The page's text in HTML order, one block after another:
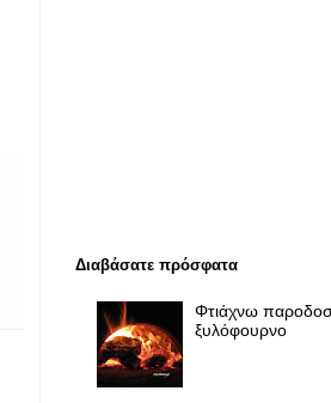
Διαβάσατε πρόσφατα
Φτιάχνω
ξυλόφουρνο